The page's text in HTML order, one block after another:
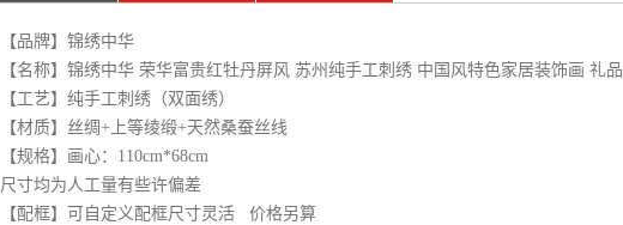
【品牌】锦绣中华
【名称】锦绣中华 荣华富贵红牡丹屏风 苏州纯手工刺绣 中国风特色家居装饰画 礼品
【工艺】纯手工刺绣（双面绣）
【材质】丝绸+上等绫缎+天然桑蚕丝线
【规格】画心：110cm*68cm
尺寸均为人工量有些许偏差
【配框】可自定义配框尺寸灵活 价格另算